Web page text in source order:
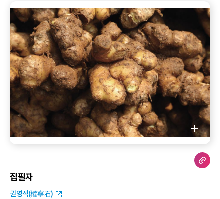
집필자
권영석(權寧石)